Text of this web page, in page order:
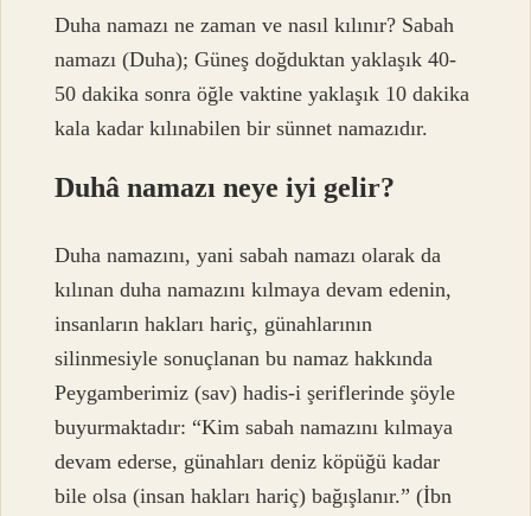
Duha namazı ne zaman ve nasıl kılınır? Sabah
namazı (Duha); Güneş doğduktan yaklaşık 40-
50 dakika sonra öğle vaktine yaklaşık 10 dakika
kala kadar kılınabilen bir sünnet namazıdır.
Duhâ namazı neye iyi gelir?
Duha namazını, yani sabah namazı olarak da
kılınan duha namazını kılmaya devam edenin,
insanların hakları hariç, günahlarının
silinmesiyle sonuçlanan bu namaz hakkında
Peygamberimiz (sav) hadis-i şeriflerinde şöyle
buyurmaktadır: “Kim sabah namazını kılmaya
devam ederse, günahları deniz köpüğü kadar
bile olsa (insan hakları hariç) bağışlanır.” (İbn